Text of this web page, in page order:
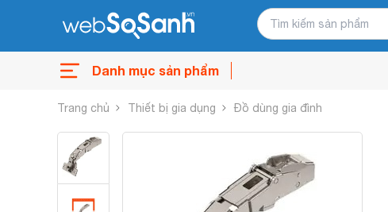
Danh mục sản phẩm
Trang chủ Thiết bị gia dụng Đồ dùng gia đình